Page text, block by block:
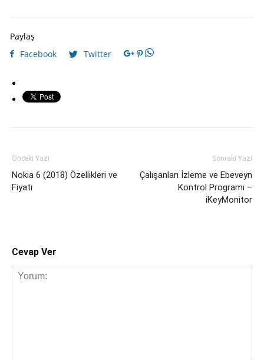
Paylaş
Facebook
Twitter
Önceki Yazı
Nokia 6 (2018) Özellikleri ve
Fiyatı
Sonraki Yazı
Çalışanları İzleme ve Ebeveyn
Kontrol Programı –
iKeyMonitor
Cevap Ver